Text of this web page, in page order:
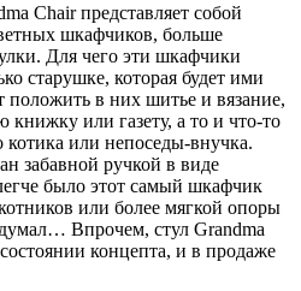
Chair представляет собой
шкафчиков, больше
Для чего эти шкафчики
старушке, которая будет ими
положить в них шитье и вязание,
или газету, а то и что-то
или непоседы-внучка.
забавной ручкой в виде
было этот самый шкафчик
или более мягкой опоры
Впрочем, стул Grandma
концепта, и в продаже